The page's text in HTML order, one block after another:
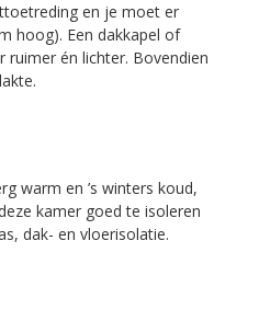
en je moet er
hoog). Een dakkapel of
én lichter. Bovendien
warm en ’s winters koud,
kamer goed te isoleren
dak- en vloerisolatie.